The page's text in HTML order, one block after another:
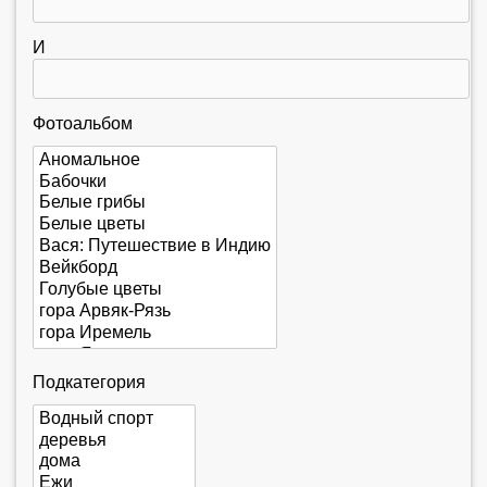
с
И
Фотоальбом
Подкатегория